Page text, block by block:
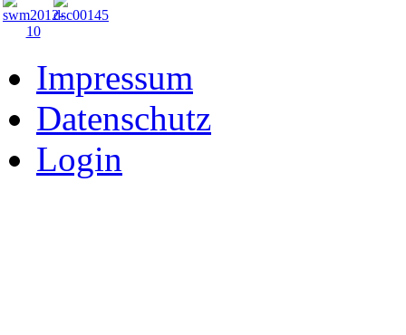
Impressum
Datenschutz
Login